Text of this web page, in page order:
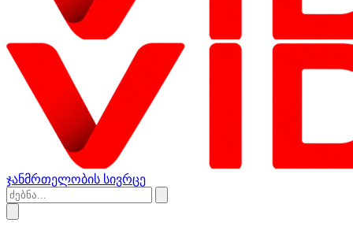
ჯანმრთელობის სივრცე